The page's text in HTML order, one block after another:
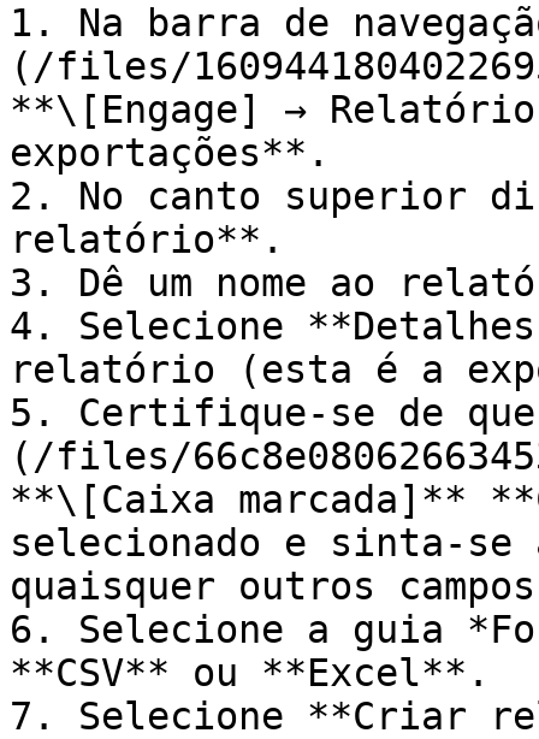
1. Na barra de
(/files/
**\[Engage] →
exportações**.
2. No canto superior
relatório**.
3. Dê um nome ao
4. Selecione
relatório (esta é a
5. Certifique-se de
(/files/
**\[Caixa marcada]**
selecionado e sinta-se
quaisquer outros
6. Selecione a guia
**CSV** ou **Excel**.
7. Selecione **Criar